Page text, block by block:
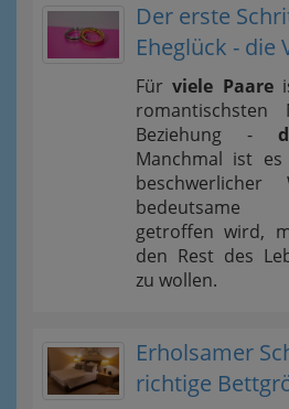
Der erste
Eheglück - die
Fürviele Paare
romantischsten
Beziehung -
Manchmal ist
bedeutsame
getroffen wird,
den Rest des
zu wollen.
Erholsamer
richtige